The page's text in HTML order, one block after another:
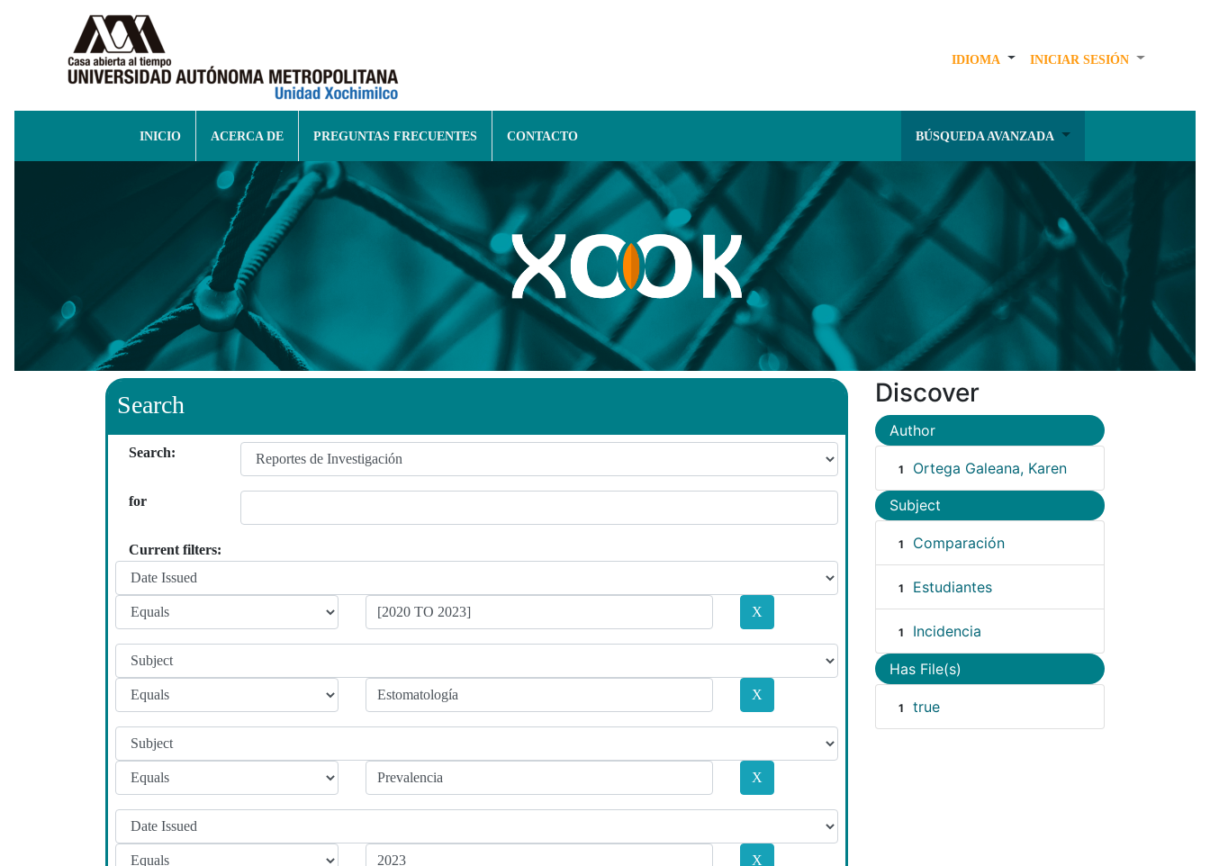
IDIOMA INICIAR SESIÓN
INICIO ACERCA DE PREGUNTAS FRECUENTES CONTACTO BÚSQUEDA AVANZADA
Search
Search:
for
Current filters:
Discover
Author
1 Ortega Galeana, Karen
Subject
1 Comparación
1 Estudiantes
1 Incidencia
Has File(s)
1 true